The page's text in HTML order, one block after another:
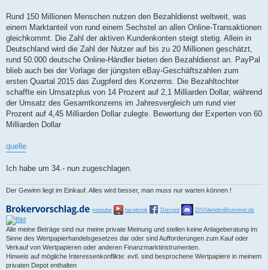
a
Rund 150 Millionen Menschen nutzen den Bezahldienst weltweit, was
einem Marktanteil von rund einem Sechstel an allen Online-Transaktionen
gleichkommt. Die Zahl der aktiven Kundenkonten steigt stetig. Allein in
Deutschland wird die Zahl der Nutzer auf bis zu 20 Millionen geschätzt,
rund 50.000 deutsche Online-Händler bieten den Bezahldienst an. PayPal
blieb auch bei der Vorlage der jüngsten eBay-Geschäftszahlen zum
ersten Quartal 2015 das Zugpferd des Konzerns. Die Bezahltochter
schaffte ein Umsatzplus von 14 Prozent auf 2,1 Milliarden Dollar, während
der Umsatz des Gesamtkonzerns im Jahresvergleich um rund vier
Prozent auf 4,45 Milliarden Dollar zulegte. Bewertung der Experten von 60
Milliarden Dollar
quelle
Ich habe um 34.- nun zugeschlagen.
Der Gewinn liegt im Einkauf. Alles wird besser, man muss nur warten können !
youtube facebook Discord DIVIdendenBrummer.de
Alle meine Beträge sind nur meine private Meinung und stellen keine Anlageberatung im
Sinne des Wertpapierhandelsgesetzes dar oder sind Aufforderungen zum Kauf oder
Verkauf von Wertpapieren oder anderen Finanzmarktinstrumenten.
Hinweis auf mögliche Interessenkonflikte: evtl. sind besprochene Wertpapiere in meinem
privaten Depot enthalten